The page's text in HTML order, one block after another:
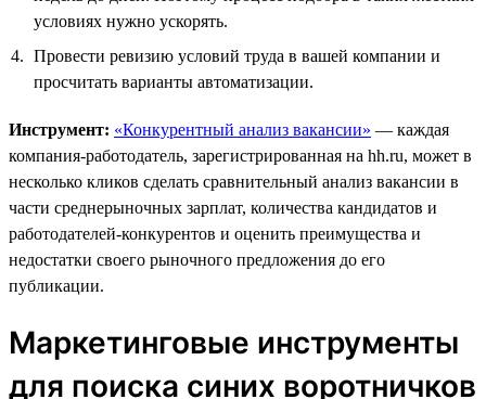
условиях нужно ускорять.
Провести ревизию условий труда в вашей компании и
просчитать варианты автоматизации.
Инструмент: «Конкурентный анализ вакансии» — каждая
компания-работодатель, зарегистрированная на hh.ru, может в
несколько кликов сделать сравнительный анализ вакансии в
части среднерыночных зарплат, количества кандидатов и
работодателей-конкурентов и оценить преимущества и
недостатки своего рыночного предложения до его
публикации.
Маркетинговые инструменты
для поиска синих воротничков